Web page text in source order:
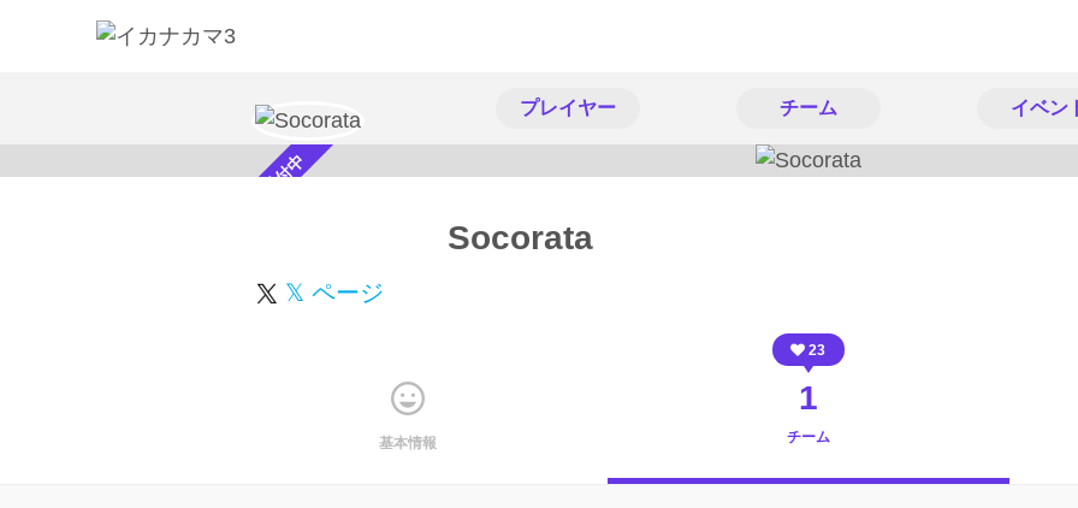
プレイヤー チーム イベン
スカウト受付中 Socorata
𝕏 ページ
基本情報
23
1
チーム